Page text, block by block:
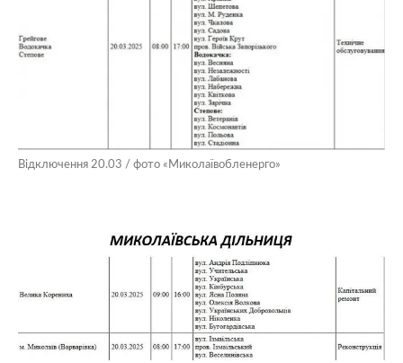
Відключення 20.03 / фото «Миколаївобленерго»